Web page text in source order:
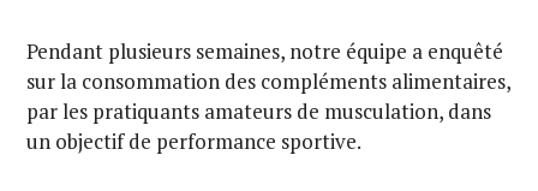
Pendant plusieurs semaines, notre équipe a enquêté
sur la consommation des compléments alimentaires,
par les pratiquants amateurs de musculation, dans
un objectif de performance sportive.